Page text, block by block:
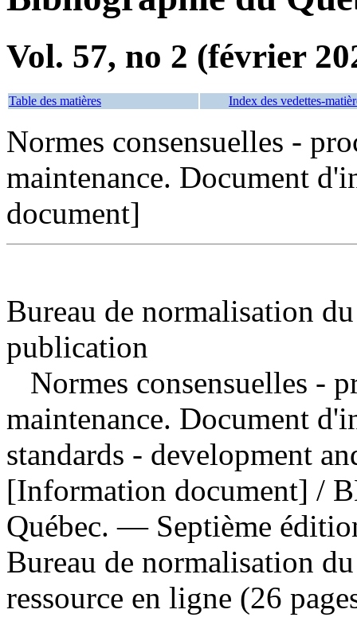
Vol. 57, no 2 (février
Table des matières Index des vedettes-
Normes consensuelles -
maintenance. Document
document]
Bureau de normalisation
publication
Normes consensuelles -
maintenance. Document
standards - development
[Information document] /
Québec. — Septième
Bureau de normalisation
ressource en ligne (26